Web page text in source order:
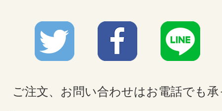
ご注文、お問い合わせはお電話でも